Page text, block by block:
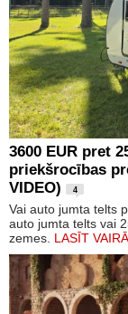
3600 EUR pret
priekšrocības
VIDEO)
4
Vai auto jumta telts
auto jumta telts vai
zemes. LASĪT